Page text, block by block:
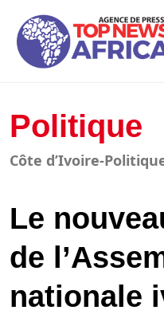
Politique
Côte d’Ivoire-
Le
de
nationale